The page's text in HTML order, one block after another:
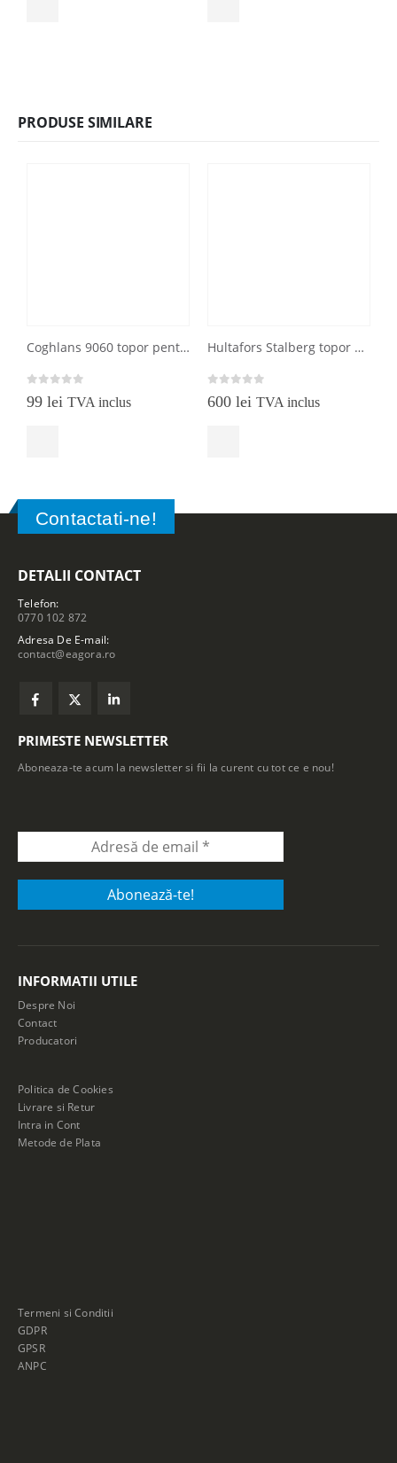
PRODUSE SIMILARE
Coghlans 9060 topor pentru camping cu extractor de cuie
99 lei TVA inclus
Hultafors Stalberg topor premium pentru tamplarie
600 lei TVA inclus
Contactati-ne!
DETALII CONTACT
Telefon:
0770 102 872
Adresa De E-mail:
contact@eagora.ro
PRIMESTE NEWSLETTER
Aboneaza-te acum la newsletter si fii la curent cu tot ce e nou!
INFORMATII UTILE
Despre Noi
Contact
Producatori
Politica de Cookies
Livrare si Retur
Intra in Cont
Metode de Plata
Termeni si Conditii
GDPR
GPSR
ANPC